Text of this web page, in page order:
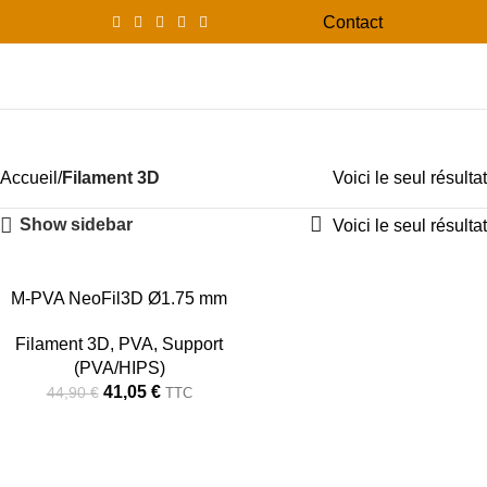
Contact
Accueil Filament 3D Voici le seul résultat
Show sidebar Voici le seul résultat
-9%
M-PVA NeoFil3D Ø1.75 mm
Filament 3D, PVA, Support
(PVA/HIPS)
44,90€ 41,05 € TTC